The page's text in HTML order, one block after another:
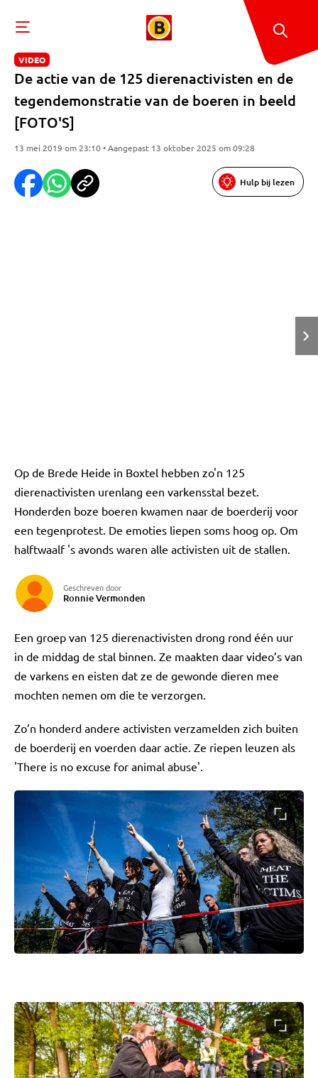
VIDEO
De actie van de 125 dierenactivisten en de
tegendemonstratie van de boeren in beeld
[FOTO'S]
13 mei 2019 om 23:10 • Aangepast 13 oktober 2025 om 09:28
Hulp bij lezen
Op de Brede Heide in Boxtel hebben zo'n 125
dierenactivisten urenlang een varkensstal bezet.
Honderden boze boeren kwamen naar de boerderij voor
een tegenprotest. De emoties liepen soms hoog op. Om
halftwaalf 's avonds waren alle activisten uit de stallen.
Geschreven door
Ronnie Vermonden
Een groep van 125 dierenactivisten drong rond één uur
in de middag de stal binnen. Ze maakten daar video’s van
de varkens en eisten dat ze de gewonde dieren mee
mochten nemen om die te verzorgen.
Zo’n honderd andere activisten verzamelden zich buiten
de boerderij en voerden daar actie. Ze riepen leuzen als
'There is no excuse for animal abuse'.